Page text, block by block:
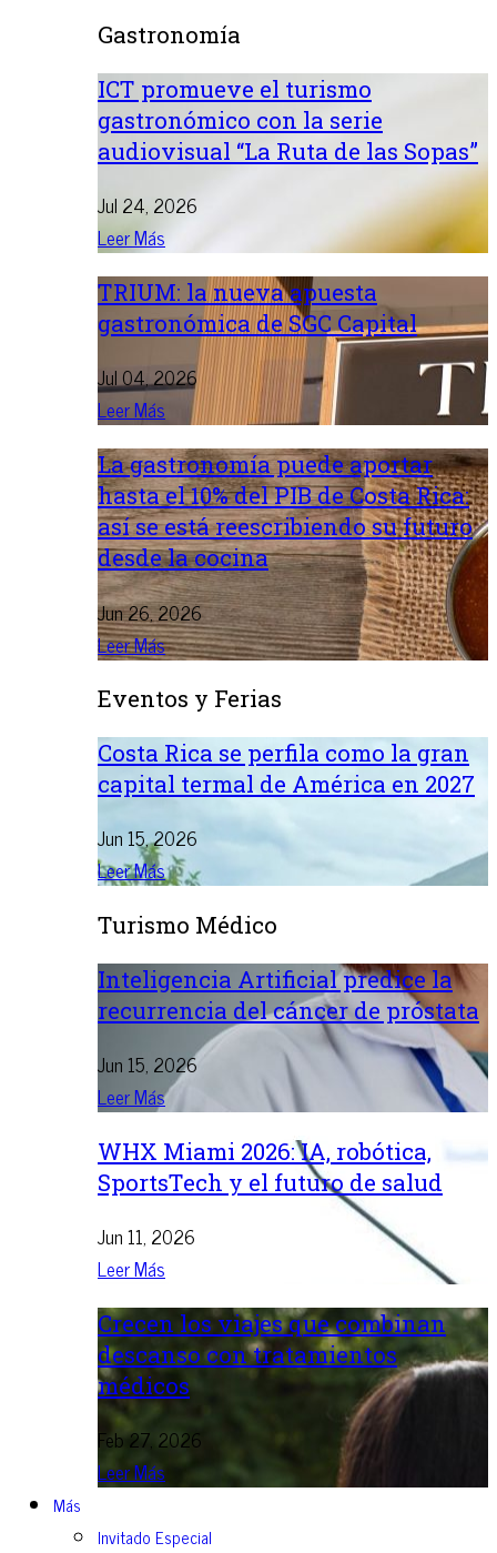
Gastronomía
ICT promueve el turismo
gastronómico con la serie
audiovisual “La Ruta de las Sopas”
Jul 24, 2026
Leer Más
TRIUM: la nueva apuesta
gastronómica de SGC Capital
Jul 04, 2026
Leer Más
La gastronomía puede aportar
hasta el 10% del PIB de Costa Rica:
así se está reescribiendo su futuro
desde la cocina
Jun 26, 2026
Leer Más
Eventos y Ferias
Costa Rica se perfila como la gran
capital termal de América en 2027
Jun 15, 2026
Leer Más
Turismo Médico
Inteligencia Artificial predice la
recurrencia del cáncer de próstata
Jun 15, 2026
Leer Más
WHX Miami 2026: IA, robótica,
SportsTech y el futuro de salud
Jun 11, 2026
Leer Más
Crecen los viajes que combinan
descanso con tratamientos
médicos
Feb 27, 2026
Leer Más
Más
Invitado Especial